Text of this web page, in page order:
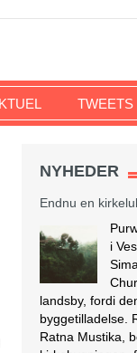
TWEETS
NYHEDER
Endnu en
i
landsby, fordi
byggetilladelse.
Ratna Mustika,